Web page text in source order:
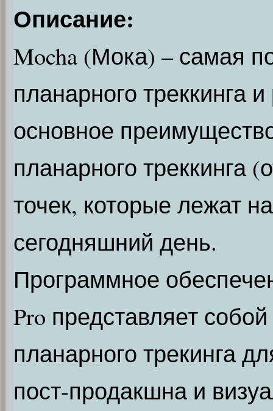
Описание:
Mocha (Мока) – самая
планарного треккинга
основное
планарного треккинга
точек, которые лежат
сегодняшний день.
Программное
Pro представляет
планарного трекинга
пост-продакшна и